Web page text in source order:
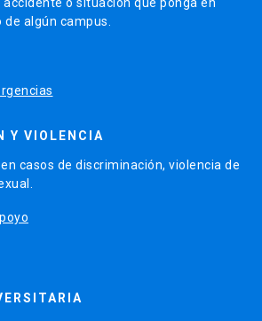
o situación que ponga en
algún campus.
Y VIOLENCIA
casos de discriminación, violencia de